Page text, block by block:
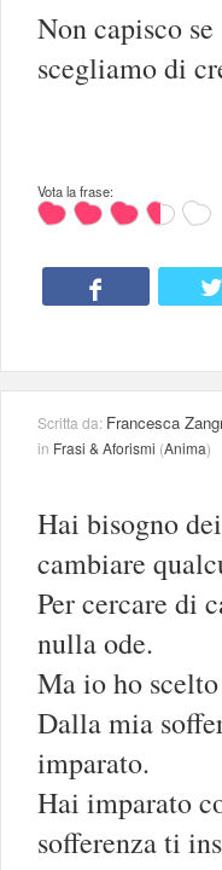
Non capisco
scegliamo di
Vota la frase:
Scritta da: Francesca
in Frasi & Aforismi (Anima)
Hai bisogno
cambiare
Per cercare di
nulla ode.
Ma io ho
Dalla mia
imparato.
Hai imparato
sofferenza ti